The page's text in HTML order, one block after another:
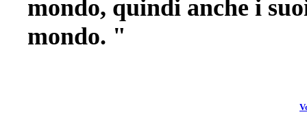
mondo, quindi anche i
mondo. "